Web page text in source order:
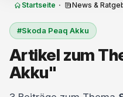
Startseite · News &
#Skoda Peaq Akku
Artikel zum
Akku"